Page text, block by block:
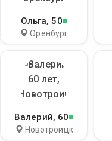
Ольга, 50
Оренбург
Валерий, 60
Новотроицк